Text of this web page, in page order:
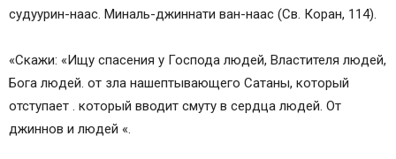
судуурин-наас. Миналь-джиннати ван-наас (Св. Коран, 114).
«Скажи: «Ищу спасения у Господа людей, Властителя людей,
Бога людей. от зла нашептывающего Сатаны, который
отступает . который вводит смуту в сердца людей. От
джиннов и людей «.